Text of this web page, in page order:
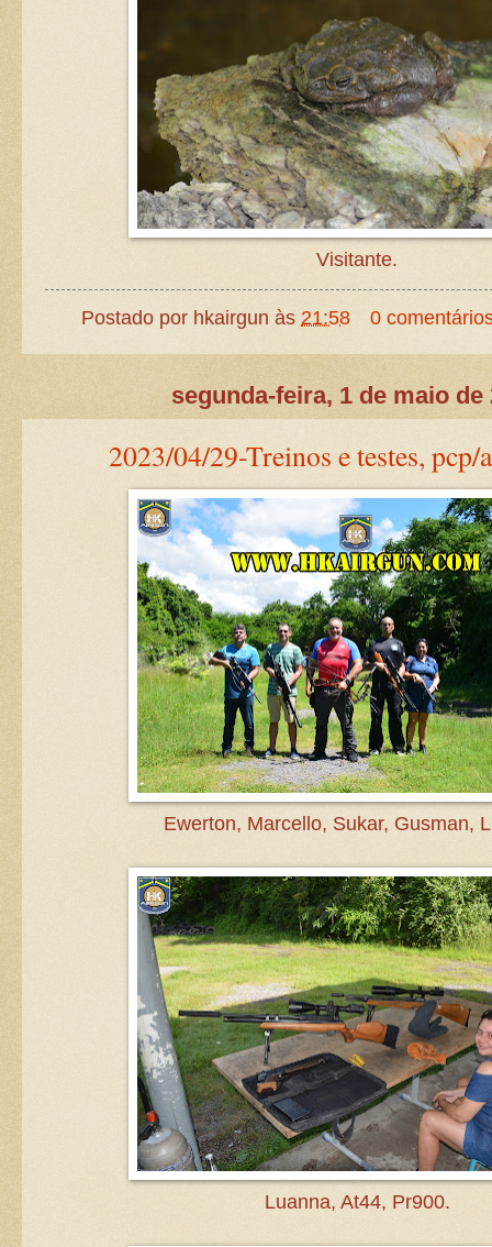
Visitante.
Postado por hkairgun às 21:58 0
segunda-feira, 1 de maio de
2023/04/29-Treinos e testes, pcp/
Ewerton, Marcello, Sukar, Gusman,
Luanna, At44, Pr900.